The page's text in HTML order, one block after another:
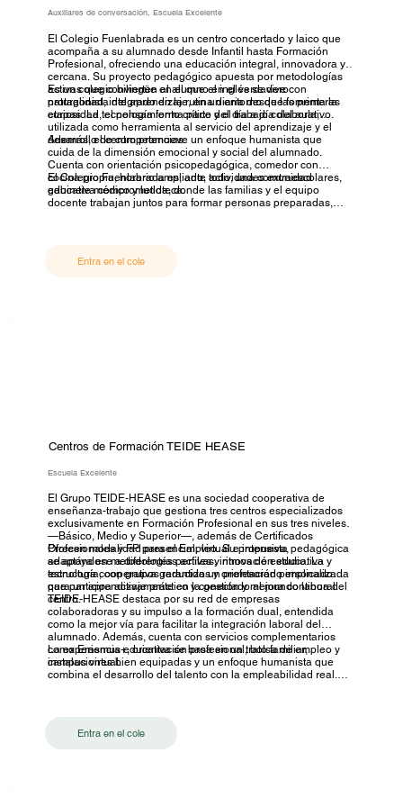
Auxiliares de conversación, Escuela Excelente
El Colegio Fuenlabrada es un centro concertado y laico que
acompaña a su alumnado desde Infantil hasta Formación
Profesional, ofreciendo una educación integral, innovadora y
cercana. Su proyecto pedagógico apuesta por metodologías
activas que convierten al alumno en el verdadero
protagonista del aprendizaje, en un entorno que fomenta la
curiosidad, el pensamiento crítico y el trabajo colaborativo.
Es un colegio bilingüe en el que el inglés se vive con
naturalidad, integrado en la rutina diaria desde las primeras
etapas. La tecnología forma parte del día a día del aula,
utilizada como herramienta al servicio del aprendizaje y el
desarrollo de competencias.
Además, el centro promueve un enfoque humanista que
cuida de la dimensión emocional y social del alumnado.
Cuenta con orientación psicopedagógica, comedor con
cocina propia, horario ampliado, actividades extraescolares,
gabinete médico y ludoteca.
El Colegio Fuenlabrada es, ante todo, una comunidad
educativa comprometida, donde las familias y el equipo
docente trabajan juntos para formar personas preparadas,
Entra en el cole
Centros de Formación TEIDE HEASE
Escuela Excelente
El Grupo TEIDE‑HEASE es una sociedad cooperativa de
enseñanza-trabajo que gestiona tres centros especializados
exclusivamente en Formación Profesional en sus tres niveles
—Básico, Medio y Superior—, además de Certificados
Profesionales y FP para el Empleo. Su propuesta pedagógica
se apoya en metodologías activas, innovación educativa y
tecnología, con grupos reducidos y orientación personalizada
para un aprendizaje práctico y conectado al mundo laboral.
Ofrecen modalidad presencial, virtual e intensiva,
adaptándose a diferentes perfiles y ritmos de estudio. La
estructura cooperativa garantiza un profesorado implicado
que participa activamente en la gestión y mejora continua del
centro.
TEIDE-HEASE destaca por su red de empresas
colaboradoras y su impulso a la formación dual, entendida
como la mejor vía para facilitar la integración laboral del
alumnado. Además, cuenta con servicios complementarios
como Erasmus+, orientación profesional, bolsa de empleo y
campus virtual.
La experiencia educativa se basa en un trato familiar,
instalaciones bien equipadas y un enfoque humanista que
combina el desarrollo del talento con la empleabilidad real.
Entra en el cole